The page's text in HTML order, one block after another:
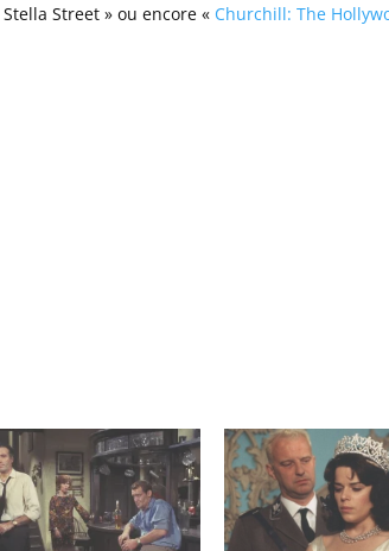
Street » ou encore « Churchill: The